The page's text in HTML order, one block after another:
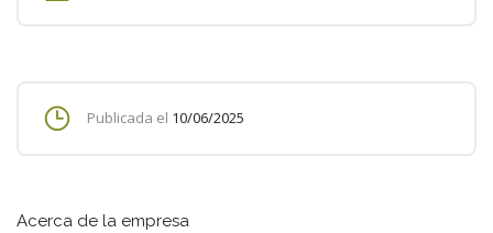
Publicada el 10/06/2025
Acerca de la empresa